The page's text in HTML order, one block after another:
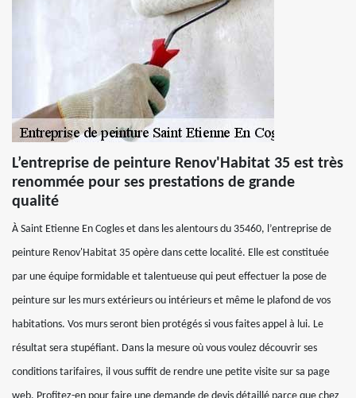
L’entreprise de peinture Renov'Habitat 35 est très
renommée pour ses prestations de grande
qualité
À Saint Etienne En Cogles et dans les alentours du 35460, l’entreprise de
peinture Renov'Habitat 35 opère dans cette localité. Elle est constituée
par une équipe formidable et talentueuse qui peut effectuer la pose de
peinture sur les murs extérieurs ou intérieurs et même le plafond de vos
habitations. Vos murs seront bien protégés si vous faites appel à lui. Le
résultat sera stupéfiant. Dans la mesure où vous voulez découvrir ses
conditions tarifaires, il vous suffit de rendre une petite visite sur sa page